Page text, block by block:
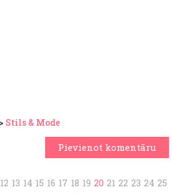
Stils & Mode
Pievienot komentāru
12 13 14 15 16 17 18 19 20 21 22 23 24 25